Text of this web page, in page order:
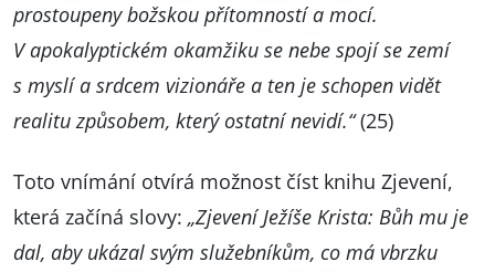
prostoupeny božskou přítomností a mocí.
V apokalyptickém okamžiku se nebe spojí se zemí
s myslí a srdcem vizionáře a ten je schopen vidět
realitu způsobem, který ostatní nevidí.“(25)
Toto vnímání otvírá možnost číst knihu Zjevení,
která začíná slovy: „Zjevení Ježíše Krista: Bůh mu je
dal, aby ukázal svým služebníkům, co má vbrzku